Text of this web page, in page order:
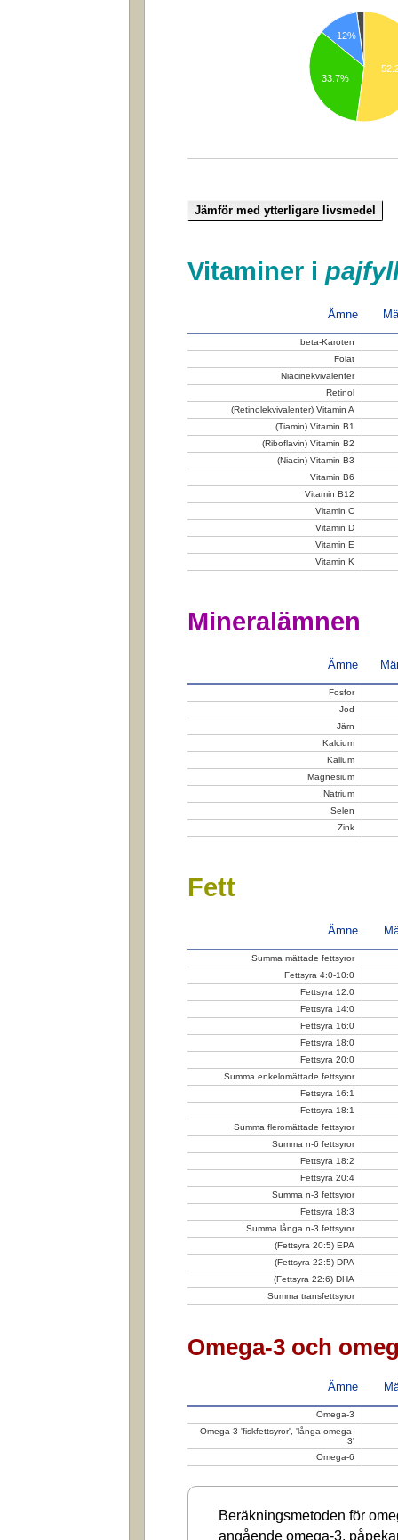
12%
33.7%
Vitaminer i
Ämne
beta-Karoten
Folat
Niacinekvivalenter
Retinol
(Retinolekvivalenter) Vitamin A
(Tiamin) Vitamin B1
(Riboflavin) Vitamin B2
(Niacin) Vitamin B3
Vitamin B6
Vitamin B12
Vitamin C
Vitamin D
Vitamin E
Vitamin K
Mineralämnen
Ämne
Fosfor
Jod
Järn
Kalcium
Kalium
Magnesium
Natrium
Selen
Zink
Fett
Ämne
Summa mättade fettsyror
Fettsyra 4:0-10:0
Fettsyra 12:0
Fettsyra 14:0
Fettsyra 16:0
Fettsyra 18:0
Fettsyra 20:0
Summa enkelomättade fettsyror
Fettsyra 16:1
Fettsyra 18:1
Summa fleromättade fettsyror
Summa n-6 fettsyror
Fettsyra 18:2
Fettsyra 20:4
Summa n-3 fettsyror
Fettsyra 18:3
Summa långa n-3 fettsyror
(Fettsyra 20:5) EPA
(Fettsyra 22:5) DPA
(Fettsyra 22:6) DHA
Summa transfettsyror
Omega-3 och
Ämne
Omega-3
Omega-3 'fiskfettsyror', 'långa omega-
3'
Omega-6
Beräkningsmetoden för
angående omega-3,